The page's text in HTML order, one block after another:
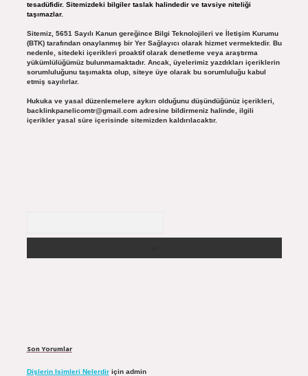
tesadüfidir. Sitemizdeki bilgiler taslak halindedir ve tavsiye niteliği
taşımazlar.
Sitemiz, 5651 Sayılı Kanun gereğince Bilgi Teknolojileri ve İletişim Kurumu
(BTK) tarafından onaylanmış bir Yer Sağlayıcı olarak hizmet vermektedir. Bu
nedenle, sitedeki içerikleri proaktif olarak denetleme veya araştırma
yükümlülüğümüz bulunmamaktadır. Ancak, üyelerimiz yazdıkları içeriklerin
sorumluluğunu taşımakta olup, siteye üye olarak bu sorumluluğu kabul
etmiş sayılırlar.
Hukuka ve yasal düzenlemelere aykırı olduğunu düşündüğünüz içerikleri,
backlinkpanelicomtr@gmail.comadresine bildirmeniz halinde, ilgili
içerikler yasal süre içerisinde sitemizden kaldırılacaktır.
Son Yorumlar
Dişlerin Isimleri Nelerdiriçin admin